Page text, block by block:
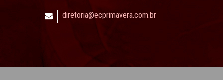
diretoria@ecprimavera.com.br